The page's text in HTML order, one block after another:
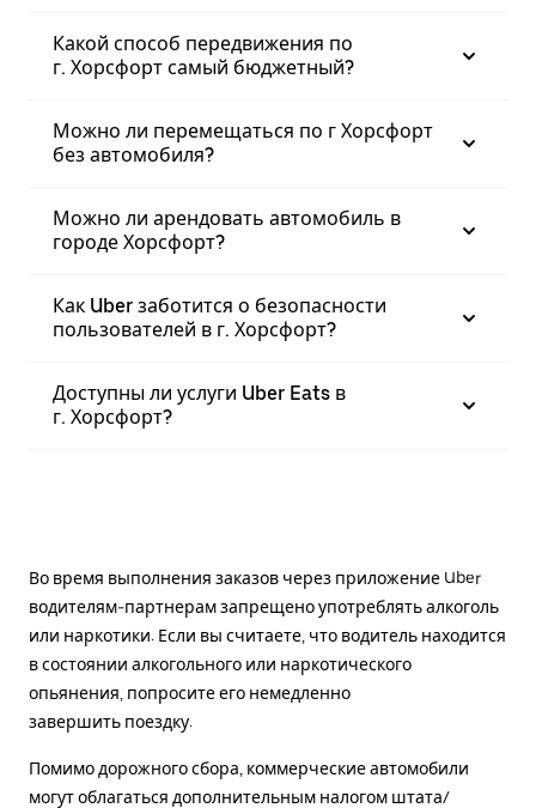
Какой способ передвижения по
г. Хорсфорт самый бюджетный?
Можно ли перемещаться по г Хорсфорт
без автомобиля?
Можно ли арендовать автомобиль в
городе Хорсфорт?
Как Uber заботится о безопасности
пользователей в г. Хорсфорт?
Доступны ли услуги Uber Eats в
г. Хорсфорт?
Во время выполнения заказов через приложение Uber
водителям-партнерам запрещено употреблять алкоголь
или наркотики. Если вы считаете, что водитель находится
в состоянии алкогольного или наркотического
опьянения, попросите его немедленно
завершить поездку.
Помимо дорожного сбора, коммерческие автомобили
могут облагаться дополнительным налогом штата/